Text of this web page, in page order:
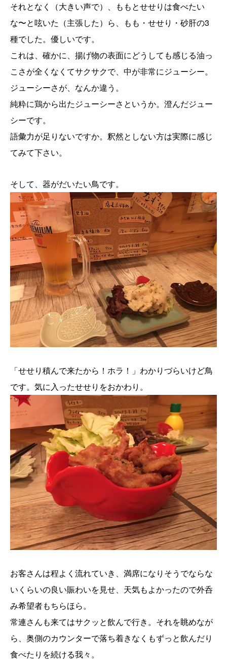
それとなく（大きい声で）、ももとせせりは食べたい
な〜と呟いた（主張した）ら、もも・せせり・砂肝の3
種でした。優しいです。
これは、確かに、揚げ物の表面にどうしても感じる油っ
こさが全くなくてサクサクで、中が非常にジューシー。
ジューシーさが、なんか違う。
純粋に鶏から出たジューシーさというか。澄んだジュー
シーです。
語彙力が足りないですか。釈然としない方は実際に感じ
てみて下さい。
そして、器がだいたい鳥です。
「せせり積んで来たから！ホラ！」わかりづらいけど鳥
です。気に入ったせせりをおかわり。
お客さんは程よく流れていき、満席になりそうでならな
いくらいの良い賑わいを見せ、天気もよかったので外呑
み希望者もちらほら。
常連さんも来てはサクッと飲んで行き。それを眺めなが
ら、奥側のカウンターで落ち着きなくもずっと飲んだり
食べたりを続ける我々。